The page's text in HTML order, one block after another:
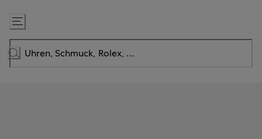
Zum
Inhalt
springen